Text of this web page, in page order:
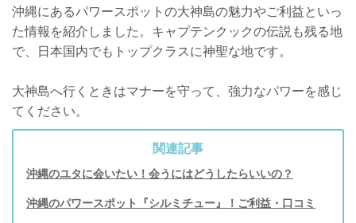
沖縄にあるパワースポットの大神島の魅力やご利益といっ
た情報を紹介しました。キャプテンクックの伝説も残る地
で、日本国内でもトップクラスに神聖な地です。
大神島へ行くときはマナーを守って、強力なパワーを感じ
てください。
関連記事
沖縄のユタに会いたい！会うにはどうしたらいいの？
沖縄のパワースポット『シルミチュー』！ご利益・口コミ